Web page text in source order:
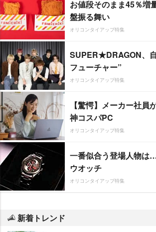
お値段そのまま45％増
盤振る舞い
オリコンタイアップ特集
SUPER★DRAGON、
フューチャー”
オリコンタイアップ特集
【驚愕】メーカー社員
神コスパPC
オリコンタイアップ特集
一番似合う登場人物は
ウオッチ
オリコンタイアップ特集
新着トレンド